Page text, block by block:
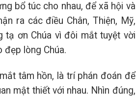
bổ túc cho nhau, để xã hội và
ra các điều Chân, Thiện, Mỹ,
tạ ơn Chúa vì đôi mắt tuyệt vời
đẹp lòng Chúa.
tâm hồn, là trí phán đoán để
mật thiết với nhau. Nhìn đúng,